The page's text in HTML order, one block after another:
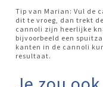
Tip van Marian: Vul de
dit te vroeg, dan trekt
cannoli zijn heerlijke
bijvoorbeeld een
kanten in de cannoli
resultaat.